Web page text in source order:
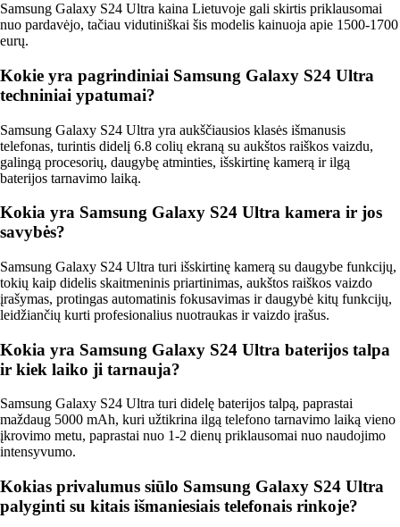
Samsung Galaxy S24 Ultra kaina Lietuvoje gali skirtis priklausomai
nuo pardavėjo, tačiau vidutiniškai šis modelis kainuoja apie 1500-1700
eurų.
Kokie yra pagrindiniai Samsung Galaxy S24 Ultra
techniniai ypatumai?
Samsung Galaxy S24 Ultra yra aukščiausios klasės išmanusis
telefonas, turintis didelį 6.8 colių ekraną su aukštos raiškos vaizdu,
galingą procesorių, daugybę atminties, išskirtinę kamerą ir ilgą
baterijos tarnavimo laiką.
Kokia yra Samsung Galaxy S24 Ultra kamera ir jos
savybės?
Samsung Galaxy S24 Ultra turi išskirtinę kamerą su daugybe funkcijų,
tokių kaip didelis skaitmeninis priartinimas, aukštos raiškos vaizdo
įrašymas, protingas automatinis fokusavimas ir daugybė kitų funkcijų,
leidžiančių kurti profesionalius nuotraukas ir vaizdo įrašus.
Kokia yra Samsung Galaxy S24 Ultra baterijos talpa
ir kiek laiko ji tarnauja?
Samsung Galaxy S24 Ultra turi didelę baterijos talpą, paprastai
maždaug 5000 mAh, kuri užtikrina ilgą telefono tarnavimo laiką vieno
įkrovimo metu, paprastai nuo 1-2 dienų priklausomai nuo naudojimo
intensyvumo.
Kokias privalumus siūlo Samsung Galaxy S24 Ultra
palyginti su kitais išmaniesiais telefonais rinkoje?